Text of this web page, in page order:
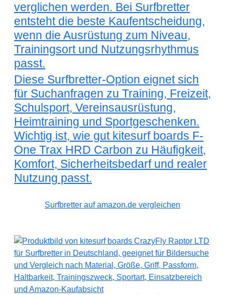
verglichen werden. Bei Surfbretter
entsteht die beste Kaufentscheidung,
wenn die Ausrüstung zum Niveau,
Trainingsort und Nutzungsrhythmus
passt.
Diese Surfbretter-Option eignet sich
für Suchanfragen zu Training, Freizeit,
Schulsport, Vereinsausrüstung,
Heimtraining und Sportgeschenken.
Wichtig ist, wie gut kitesurf boards F-
One Trax HRD Carbon zu Häufigkeit,
Komfort, Sicherheitsbedarf und realer
Nutzung passt.
Surfbretter auf amazon.de vergleichen